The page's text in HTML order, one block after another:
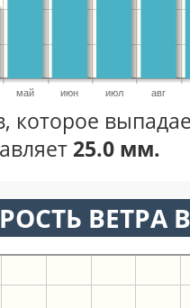
май июн июл авг
которое
25.0 мм.
ВЕТРА